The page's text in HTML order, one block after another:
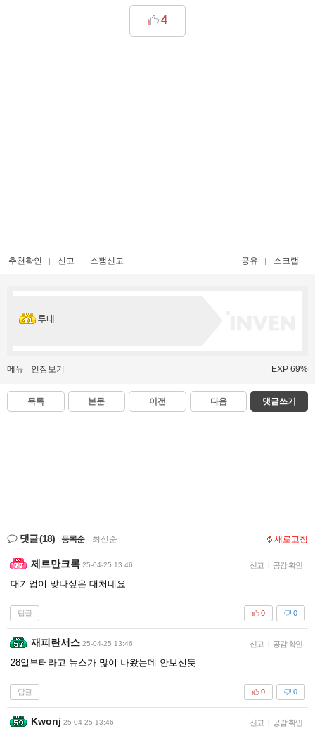
4
추천확인 신고 스팸신고 공유 스크랩
루테
메뉴 인장보기 EXP 69%
목록 본문 이전 다음 댓글쓰기
댓글(18) 등록순 최신순 새로고침
제르만크록 25-04-25 13:46 신고 | 공감 확인
대기업이 맞나싶은 대처네요
답글 0
0
재피란서스 25-04-25 13:46 신고 | 공감 확인
28일부터라고 뉴스가 많이 나왔는데 안보신듯
답글 0
0
Kwonj 25-04-25 13:46 신고 | 공감 확인